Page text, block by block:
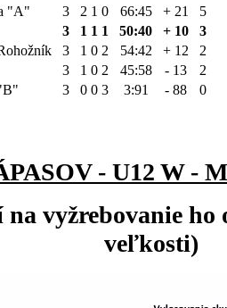
"A" 3 2 1 0 66:45 + 21
5
3 1 1 1 50:40 + 10
3
3 1 0 2 54:42 + 12
2
3 1 0 2 45:58 - 13
2
3 0 0 3 3:91 - 88 0
- U12 W -
vyžrebovanie ho
veľkosti)